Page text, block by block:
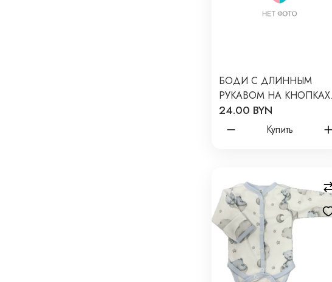
БОДИ С ДЛИННЫМ
РУКАВОМ НА КНОПКАХ
NEWBORN 50 СМ
ПРИНТ: ЛЕОПАРДЫ Т-131
24.00 BYN
Купить